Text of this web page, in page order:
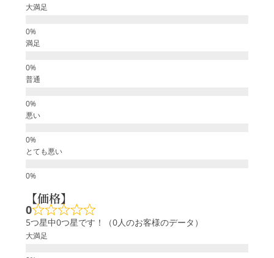
大満足
満足
普通
悪い
とても悪い
【価格】
0
5つ星中0つ星です！（0人のお客様のデータ）
大満足